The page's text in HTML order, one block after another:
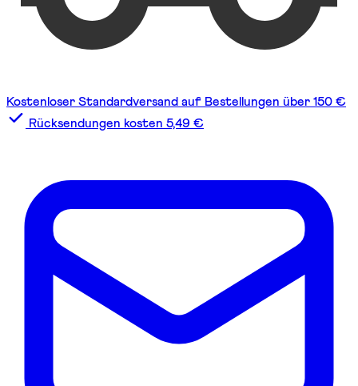
Kostenloser Standardversand auf Bestellungen über 150 €
Rücksendungen kosten 5,49 €